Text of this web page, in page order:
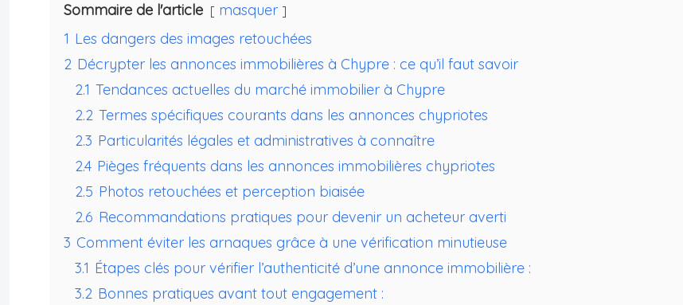
Sommaire de l'article
masquer
1 Les dangers des images retouchées
2 Décrypter les annonces immobilières à Chypre : ce qu’il faut savoir
2.1 Tendances actuelles du marché immobilier à Chypre
2.2 Termes spécifiques courants dans les annonces chypriotes
2.3 Particularités légales et administratives à connaître
2.4 Pièges fréquents dans les annonces immobilières chypriotes
2.5 Photos retouchées et perception biaisée
2.6 Recommandations pratiques pour devenir un acheteur averti
3 Comment éviter les arnaques grâce à une vérification minutieuse
3.1 Étapes clés pour vérifier l’authenticité d’une annonce immobilière :
3.2 Bonnes pratiques avant tout engagement :